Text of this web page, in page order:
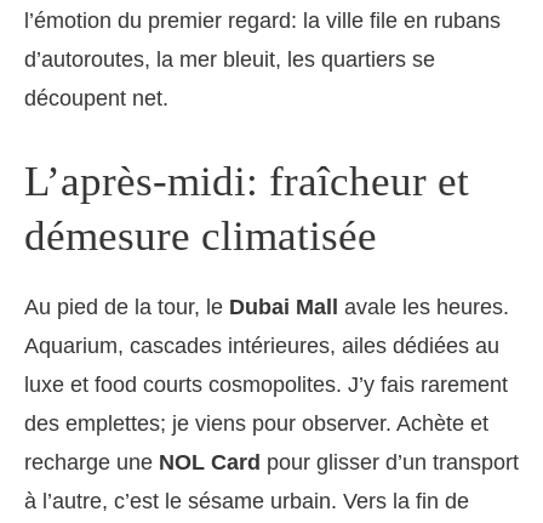
l’émotion du premier regard: la ville file en rubans
d’autoroutes, la mer bleuit, les quartiers se
découpent net.
L’après-midi: fraîcheur et
démesure climatisée
Au pied de la tour, le Dubai Mall
avale les heures.
Aquarium, cascades intérieures, ailes dédiées au
luxe et food courts cosmopolites. J’y fais rarement
des emplettes; je viens pour observer. Achète et
recharge une NOL Card pour glisser d’un transport
à l’autre, c’est le sésame urbain. Vers la fin de